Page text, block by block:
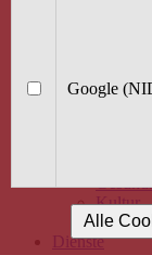
Kultur
Alle
Dienste
Google
Alle